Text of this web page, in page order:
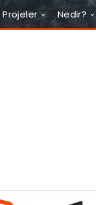
Projeler Nedir?